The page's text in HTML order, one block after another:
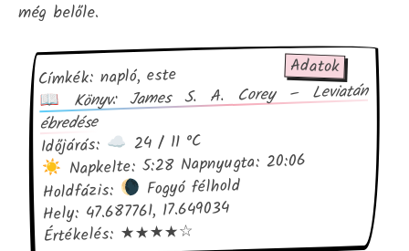
még belőle.
Adatok
Címkék: napló, este
Könyv: James S. A. Corey – Leviatán
ébredése
Időjárás: 24 / 11 °C
Napkelte: 5:28 Napnyugta: 20:06
Holdfázis: Fogyó félhold
Hely: 47.687761, 17.649034
Értékelés: ★★★★☆